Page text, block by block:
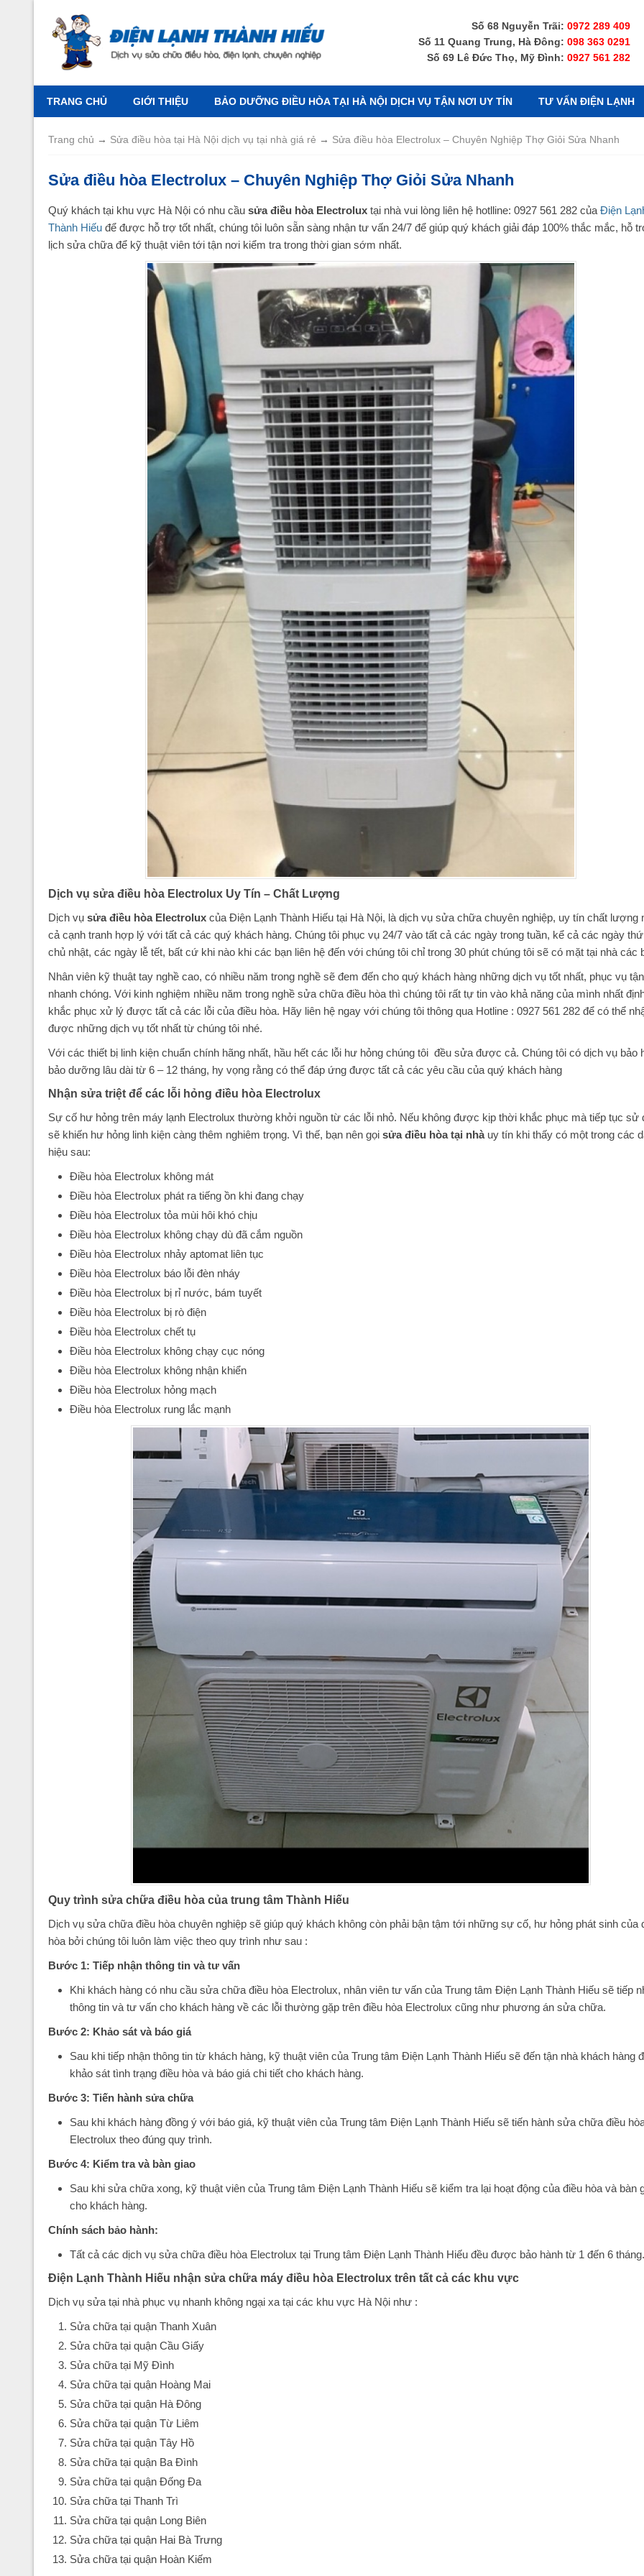
Số 68 Nguyễn Trãi: 0972 289 409
Số 11 Quang Trung, Hà Đông: 098 363 0291
Số 69 Lê Đức Thọ, Mỹ Đình: 0927 561 282
TRANG CHỦ GIỚI THIỆU BẢO DƯỠNG ĐIỀU HÒA TẠI HÀ NỘI DỊCH VỤ TẬN NƠI UY TÍN TƯ VẤN ĐIỆN LẠNH
Trang chủ → Sửa điều hòa tại Hà Nội dịch vụ tại nhà giá rẻ → Sửa điều hòa Electrolux – Chuyên Nghiệp Thợ Giỏi Sửa Nhanh
Sửa điều hòa Electrolux – Chuyên Nghiệp Thợ Giỏi Sửa Nhanh
Quý khách tại khu vực Hà Nội có nhu cầu sửa điều hòa Electrolux tại nhà vui lòng liên hệ hotlline: 0927 561 282 của Điện
Thành Hiếu để được hỗ trợ tốt nhất, chúng tôi luôn sẵn sàng nhận tư vấn 24/7 để giúp quý khách giải đáp 100% thắc mắc, hỗ
lịch sửa chữa để kỹ thuật viên tới tận nơi kiểm tra trong thời gian sớm nhất.
Dịch vụ sửa điều hòa Electrolux Uy Tín – Chất Lượng
Dịch vụ sửa điều hòaElectrolux của Điện Lạnh Thành Hiếu tại Hà Nội, là dịch vụ sửa chữa chuyên nghiệp, uy tín chất lượng
cả cạnh tranh hợp lý với tất cả các quý khách hàng. Chúng tôi phục vụ 24/7 vào tất cả các ngày trong tuần, kể cả các ngày
chủ nhật, các ngày lễ tết, bất cứ khi nào khi các bạn liên hệ đến với chúng tôi chỉ trong 30 phút chúng tôi sẽ có mặt tại nhà các
Nhân viên kỹ thuật tay nghề cao, có nhiều năm trong nghề sẽ đem đến cho quý khách hàng những dịch vụ tốt nhất, phục vụ
nhanh chóng. Với kinh nghiệm nhiều năm trong nghề sửa chữa điều hòa thì chúng tôi rất tự tin vào khả năng của mình nhất
khắc phục xử lý được tất cả các lỗi của điều hòa. Hãy liên hệ ngay với chúng tôi thông qua Hotline : 0927 561 282 để có thể
được những dịch vụ tốt nhất từ chúng tôi nhé.
Với các thiết bị linh kiện chuẩn chính hãng nhất, hầu hết các lỗi hư hỏng chúng tôi đều sửa được cả. Chúng tôi có dịch vụ bảo
bảo dưỡng lâu dài từ 6 – 12 tháng, hy vọng rằng có thể đáp ứng được tất cả các yêu cầu của quý khách hàng
Nhận sửa triệt để các lỗi hỏng điều hòa Electrolux
Sự cố hư hỏng trên máy lạnh Electrolux thường khởi nguồn từ các lỗi nhỏ. Nếu không được kịp thời khắc phục mà tiếp tục sử
sẽ khiến hư hỏng linh kiện càng thêm nghiêm trọng. Vì thế, bạn nên gọi sửa điều hòa tại nhà uy tín khi thấy có một trong các
hiệu sau:
Điều hòa Electrolux không mát
Điều hòa Electrolux phát ra tiếng ồn khi đang chạy
Điều hòa Electrolux tỏa mùi hôi khó chịu
Điều hòa Electrolux không chạy dù đã cắm nguồn
Điều hòa Electrolux nhảy aptomat liên tục
Điều hòa Electrolux báo lỗi đèn nháy
Điều hòa Electrolux bị rỉ nước, bám tuyết
Điều hòa Electrolux bị rò điện
Điều hòa Electrolux chết tụ
Điều hòa Electrolux không chạy cục nóng
Điều hòa Electrolux không nhận khiển
Điều hòa Electrolux hỏng mạch
Điều hòa Electrolux rung lắc mạnh
Quy trình sửa chữa điều hòa của trung tâm Thành Hiếu
Dịch vụ sửa chữa điều hòa chuyên nghiệp sẽ giúp quý khách không còn phải bận tậm tới những sự cố, hư hỏng phát sinh của
hòa bởi chúng tôi luôn làm việc theo quy trình như sau :
Bước 1: Tiếp nhận thông tin và tư vấn
Khi khách hàng có nhu cầu sửa chữa điều hòa Electrolux, nhân viên tư vấn của Trung tâm Điện Lạnh Thành Hiếu sẽ tiếp
thông tin và tư vấn cho khách hàng về các lỗi thường gặp trên điều hòa Electrolux cũng như phương án sửa chữa.
Bước 2: Khảo sát và báo giá
Sau khi tiếp nhận thông tin từ khách hàng, kỹ thuật viên của Trung tâm Điện Lạnh Thành Hiếu sẽ đến tận nhà khách hàng
khảo sát tình trạng điều hòa và báo giá chi tiết cho khách hàng.
Bước 3: Tiến hành sửa chữa
Sau khi khách hàng đồng ý với báo giá, kỹ thuật viên của Trung tâm Điện Lạnh Thành Hiếu sẽ tiến hành sửa chữa điều
Electrolux theo đúng quy trình.
Bước 4: Kiểm tra và bàn giao
Sau khi sửa chữa xong, kỹ thuật viên của Trung tâm Điện Lạnh Thành Hiếu sẽ kiểm tra lại hoạt động của điều hòa và bàn
cho khách hàng.
Chính sách bảo hành:
Tất cả các dịch vụ sửa chữa điều hòa Electrolux tại Trung tâm Điện Lạnh Thành Hiếu đều được bảo hành từ 1 đến 6 tháng.
Điện Lạnh Thành Hiếu nhận sửa chữa máy điều hòa Electrolux trên tất cả các khu vực
Dịch vụ sửa tại nhà phục vụ nhanh không ngại xa tại các khu vực Hà Nội như :
Sửa chữa tại quận Thanh Xuân
Sửa chữa tại quận Cầu Giấy
Sửa chữa tại Mỹ Đình
Sửa chữa tại quận Hoàng Mai
Sửa chữa tại quận Hà Đông
Sửa chữa tại quận Từ Liêm
Sửa chữa tại quận Tây Hồ
Sửa chữa tại quận Ba Đình
Sửa chữa tại quận Đống Đa
Sửa chữa tại Thanh Trì
Sửa chữa tại quận Long Biên
Sửa chữa tại quận Hai Bà Trưng
Sửa chữa tại quận Hoàn Kiếm